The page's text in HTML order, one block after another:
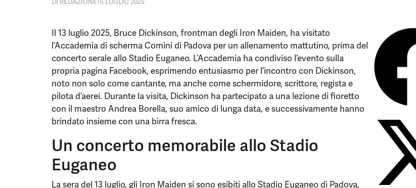
DI REDAZIONE15 LUGLIO 2025
Il 13 luglio 2025, Bruce Dickinson, frontman degli Iron Maiden, ha visitato
l’Accademia di scherma Comini di Padova per un allenamento mattutino, prima del
concerto serale allo Stadio Euganeo. L’Accademia ha condiviso l’evento sulla
propria pagina Facebook, esprimendo entusiasmo per l’incontro con Dickinson,
noto non solo come cantante, ma anche come schermidore, scrittore, regista e
pilota d’aerei. Durante la visita, Dickinson ha partecipato a una lezione di fioretto
con il maestro Andrea Borella, suo amico di lunga data, e successivamente hanno
brindato insieme con una birra fresca.
Un concerto memorabile allo Stadio
Euganeo
La sera del 13 luglio, gli Iron Maiden si sono esibiti allo Stadio Euganeo di Padova,